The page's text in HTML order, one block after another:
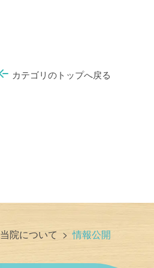
カテゴリのトップへ戻る
当院について >情報公開